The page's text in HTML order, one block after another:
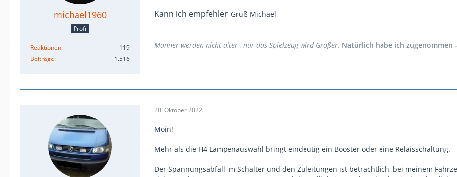
michael1960
Profi
Reaktionen
119
Beiträge
1.516
Kann ich empfehlen Gruß Michael
Männer werden nicht älter , nur das Spielzeug wird Größer. Natürlich habe ich zugenommen
20. Oktober 2022
Moin!
Mehr als die H4 Lampenauswahl bringt eindeutig ein Booster oder eine Relaisschaltung.
Der Spannungsabfall im Schalter und den Zuleitungen ist beträchtlich, bei meinem